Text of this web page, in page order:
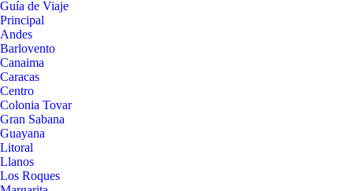
Guía de Viaje
Principal
Andes
Barlovento
Canaima
Caracas
Centro
Colonia Tovar
Gran Sabana
Guayana
Litoral
Llanos
Los Roques